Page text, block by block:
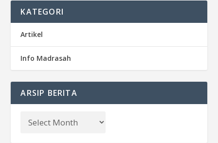
KATEGORI
Artikel
Info Madrasah
ARSIP BERITA